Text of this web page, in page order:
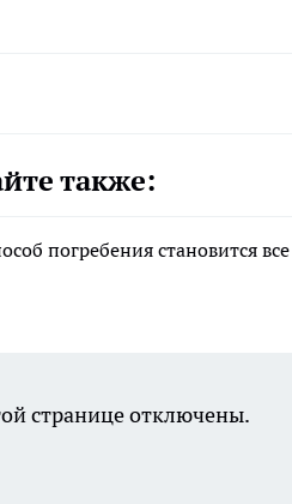
также:
погребения становится
странице отключены.